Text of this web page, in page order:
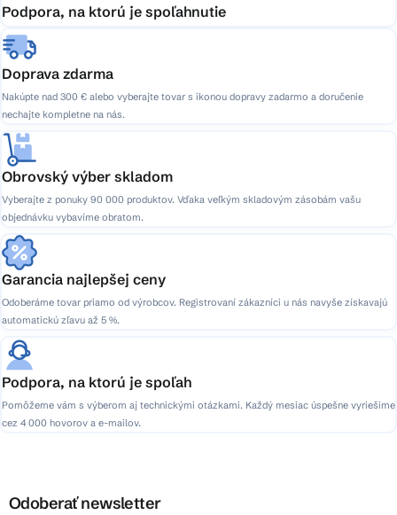
Podpora, na ktorú je spoľahnutie
Doprava zdarma
Nakúpte nad 300 € alebo vyberajte tovar s ikonou dopravy zadarmo a doručenie
nechajte kompletne na nás.
Obrovský výber skladom
Vyberajte z ponuky 90 000 produktov. Vďaka veľkým skladovým zásobám vašu
objednávku vybavíme obratom.
Garancia najlepšej ceny
Odoberáme tovar priamo od výrobcov. Registrovaní zákazníci u nás navyše získavajú
automatickú zľavu až 5 %.
Podpora, na ktorú je spoľah
Pomôžeme vám s výberom aj technickými otázkami. Každý mesiac úspešne vyriešime
cez 4 000 hovorov a e-mailov.
Odoberať newsletter